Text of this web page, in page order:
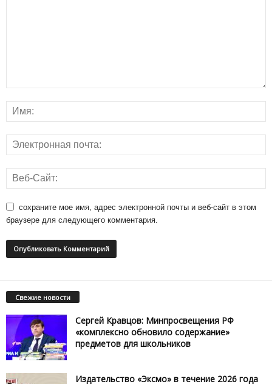
сохраните мое имя, адрес электронной почты и веб-сайт в этом
браузере для следующего комментария.
Свежие новости
Сергей Кравцов: Минпросвещения РФ
«комплексно обновило содержание»
предметов для школьников
Издательство «Эксмо» в течение 2026 года